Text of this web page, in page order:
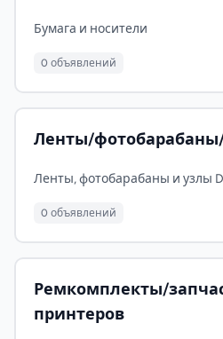
Бумага и носители
0 объявлений
Ленты/фотобарабаны/
Ленты, фотобарабаны и узлы
0 объявлений
Ремкомплекты/
принтеров